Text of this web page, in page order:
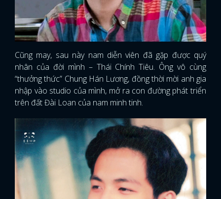
Cũng may, sau này nam diễn viên đã gặp được quý
nhân của đời mình – Thái Chính Tiêu. Ông vô cùng
“thưởng thức” Chung Hán Lương, đồng thời mời anh gia
nhập vào studio của mình, mở ra con đường phát triển
trên đất Đài Loan của nam minh tinh.